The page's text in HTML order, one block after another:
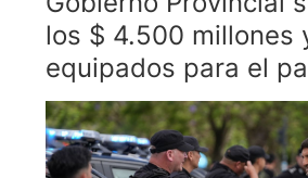
los $ 4.500 millones
equipados para el